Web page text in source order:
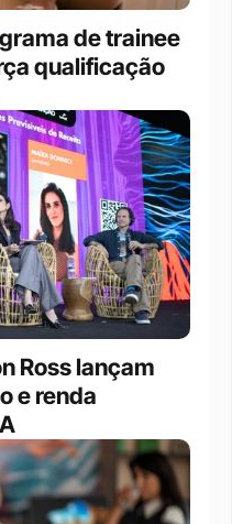
de trainee
qualificação
Ross lançam
e renda